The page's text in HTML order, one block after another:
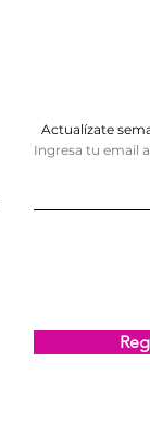
Actualízate
Ingresa tu email